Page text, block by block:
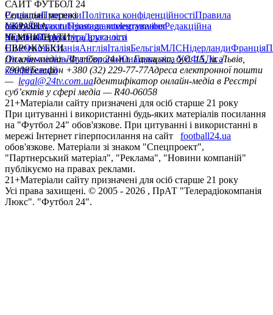
САЙТ ФУТБОЛ 24
РедакціяПрогнозиПолітика конфіденційностіПравила
сайтуКонтактиПравила коментуванняРедакційна
політикаСтруктура власності
Соціальні мережі
facebookxyoutubeinstagramtelegramviber
УКРАЇНА
УкраїнаПерша лігаДруга ліга
ЧЕМПІОНАТИ
НімеччинаІспаніяАнгліяІталіяБельгіяМЛСНідерландиФранція
ЄВРОКУБКИ
Ліга чемпіонівЛіга ЄвропиЮнацька ліга УЄФАЛіга
конференцій
Онлайн-медіа «Футбол 24»пл. Галицька, буд. 15, м. Львів,
79008Телефон +380 (32) 229-77-77Адреса електронної пошти
— legal@24tv.com.uaІдентифікатор онлайн-медіа в Реєстрі
суб’єктів у сфері медіа — R40-06058
21+Матеріали сайту призначені для осіб старше 21 року
При цитуванні і використанні будь-яких матеріалів посилання
на "Футбол 24" обов'язкове. При цитуванні і використанні в
мережі Інтернет гіперпосилання на сайт
football24.ua
обов'язкове. Матеріали зі знаком "Спецпроект",
"Партнерський матеріал", "Реклама", "Новини компаній"
публікуємо на правах реклами.
21+Матеріали сайту призначені для осіб старше 21 року
Усi права захищенi. © 2005 - 2026 , ПрАТ "Телерадіокомпанія
Люкс". "Футбол 24".